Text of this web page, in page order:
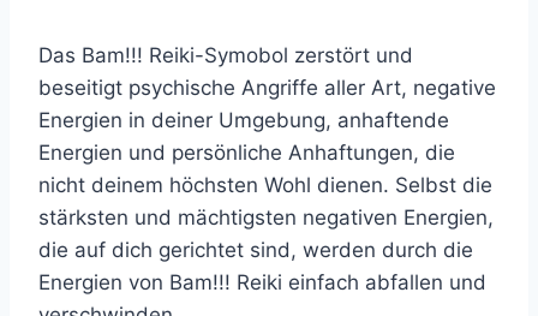
Das Bam!!! Reiki-Symobol zerstört und
beseitigt psychische Angriffe aller Art, negative
Energien in deiner Umgebung, anhaftende
Energien und persönliche Anhaftungen, die
nicht deinem höchsten Wohl dienen. Selbst die
stärksten und mächtigsten negativen Energien,
die auf dich gerichtet sind, werden durch die
Energien von Bam!!! Reiki einfach abfallen und